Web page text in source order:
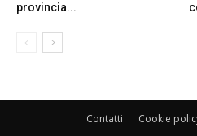
provincia...
Contatti Cookie